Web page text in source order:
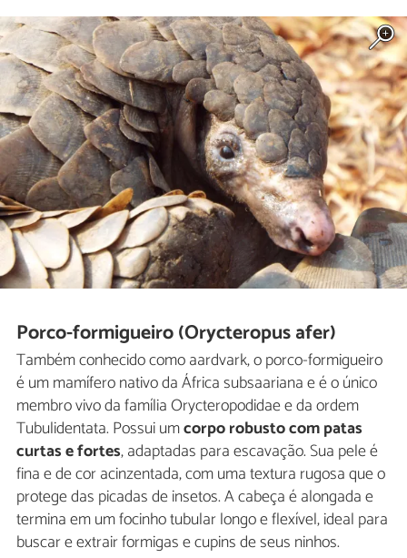
Porco-formigueiro (Orycteropus afer)
Também conhecido como aardvark, o porco-formigueiro
é um mamífero nativo da África subsaariana e é o único
membro vivo da família Orycteropodidae e da ordem
Tubulidentata. Possui umcorpo robusto com patas
curtas e fortes, adaptadas para escavação. Sua pele é
fina e de cor acinzentada, com uma textura rugosa que o
protege das picadas de insetos. A cabeça é alongada e
termina em um focinho tubular longo e flexível, ideal para
buscar e extrair formigas e cupins de seus ninhos.